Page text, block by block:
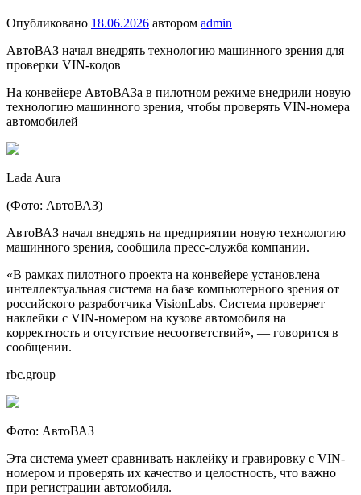
Опубликовано 18.06.2026 автором admin
АвтоВАЗ начал внедрять технологию машинного зрения для
проверки VIN-кодов
На конвейере АвтоВАЗа в пилотном режиме внедрили новую
технологию машинного зрения, чтобы проверять VIN-номера
автомобилей
Lada Aura
(Фото: АвтоВАЗ)
АвтоВАЗ начал внедрять на предприятии новую технологию
машинного зрения, сообщила пресс-служба компании.
«В рамках пилотного проекта на конвейере установлена
интеллектуальная система на базе компьютерного зрения от
российского разработчика VisionLabs. Система проверяет
наклейки с VIN-номером на кузове автомобиля на
корректность и отсутствие несоответствий», — говорится в
сообщении.
rbc.group
Фото: АвтоВАЗ
Эта система умеет сравнивать наклейку и гравировку с VIN-
номером и проверять их качество и целостность, что важно
при регистрации автомобиля.